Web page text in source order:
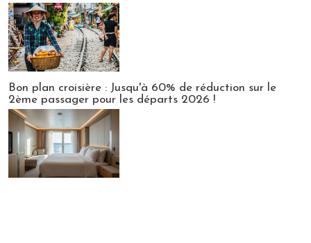
Bon plan croisière : Jusqu'à 60% de réduction sur le
2ème passager pour les départs 2026 !